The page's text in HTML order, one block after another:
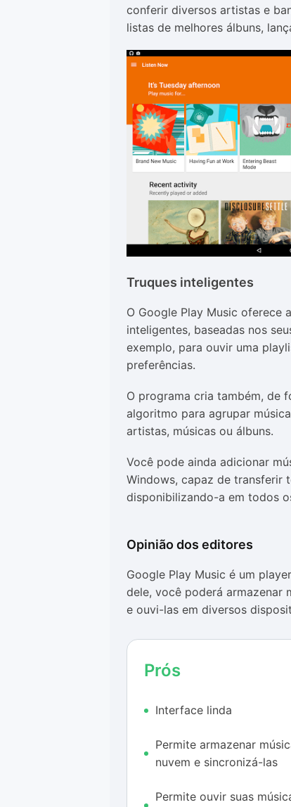
conferir diversos artistas e
listas de melhores álbuns,
Truques inteligentes
O Google Play Music oferece
inteligentes, baseadas nos
exemplo, para ouvir uma
preferências.
O programa cria também, de
algoritmo para agrupar
artistas, músicas ou álbuns.
Você pode ainda adicionar
Windows, capaz de transferir
disponibilizando-a em todos
Opinião dos editores
Google Play Music é um
dele, você poderá armazenar
e ouvi-las em diversos
O programa tem uma
especial com direito a foto
muito mais limpa e simplificada.
A música certa
escolher o que mais agrada:
Prós
Interface linda
Permite armazenar
nuvem e sincronizá-las
Permite ouvir suas